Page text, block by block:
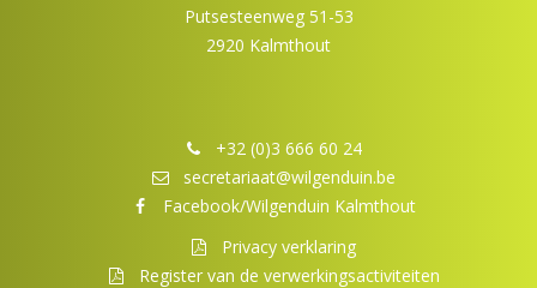
Putsesteenweg 51-53
2920 Kalmthout
+32 (0)3 666 60 24
secretariaat@wilgenduin.be
Facebook/Wilgenduin Kalmthout
Privacy verklaring
Register van de verwerkingsactiviteiten